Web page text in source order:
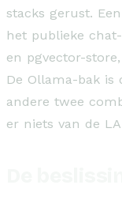
stacks gerust.
het publieke
en pgvector-
De Ollama-bak is
andere twee
er niets van de